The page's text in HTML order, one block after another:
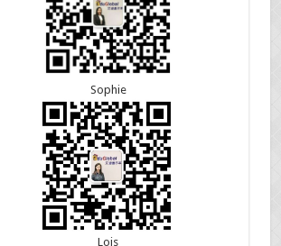
Sophie
Lois